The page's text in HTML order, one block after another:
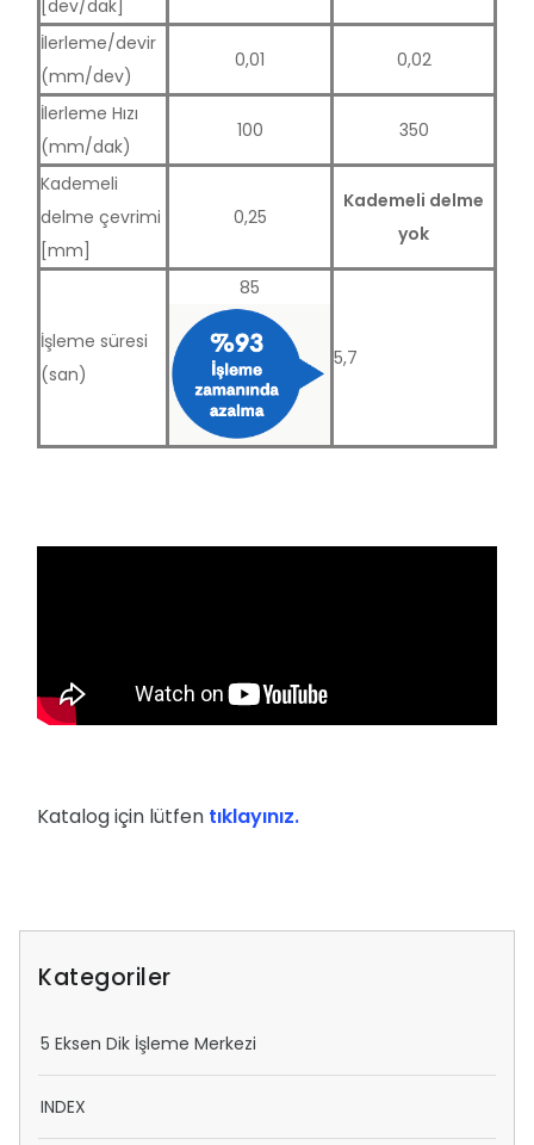
[dev/dak]
İlerleme/devir
(mm/dev)
0,01 0,02
İlerleme Hızı
(mm/dak)
100 350
Kademeli
delme çevrimi
[mm]
0,25
Kademeli delme
yok
İşleme süresi
(san)
85
5,7
Katalog için lütfen tıklayınız.
Kategoriler
5 Eksen Dik İşleme Merkezi
INDEX